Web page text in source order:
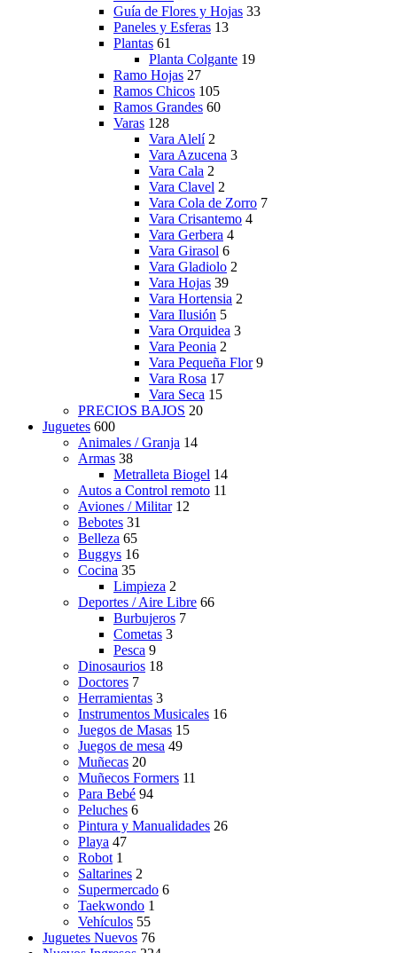
Guía de Flores y Hojas 33
Paneles y Esferas 13
Plantas 61
Planta Colgante 19
Ramo Hojas 27
Ramos Chicos 105
Ramos Grandes 60
Varas 128
Vara Alelí 2
Vara Azucena 3
Vara Cala 2
Vara Clavel 2
Vara Cola de Zorro 7
Vara Crisantemo 4
Vara Gerbera 4
Vara Girasol 6
Vara Gladiolo 2
Vara Hojas 39
Vara Hortensia 2
Vara Ilusión 5
Vara Orquidea 3
Vara Peonia 2
Vara Pequeña Flor 9
Vara Rosa 17
Vara Seca 15
PRECIOS BAJOS 20
Juguetes 600
Animales / Granja 14
Armas 38
Metralleta Biogel 14
Autos a Control remoto 11
Aviones / Militar 12
Bebotes 31
Belleza 65
Buggys 16
Cocina 35
Limpieza 2
Deportes / Aire Libre 66
Burbujeros 7
Cometas 3
Pesca 9
Dinosaurios 18
Doctores 7
Herramientas 3
Instrumentos Musicales 16
Juegos de Masas 15
Juegos de mesa 49
Muñecas 20
Muñecos Formers 11
Para Bebé 94
Peluches 6
Pintura y Manualidades 26
Playa 47
Robot 1
Saltarines 2
Supermercado 6
Taekwondo 1
Vehículos 55
Juguetes Nuevos 76